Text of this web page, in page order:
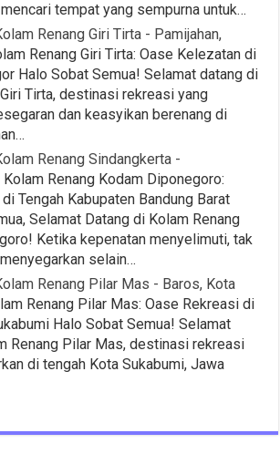
tempat yang sempurna untuk…
Renang Giri Tirta - Pamijahan,
Renang Giri Tirta: Oase Kelezatan di
Halo Sobat Semua! Selamat datang di
Tirta, destinasi rekreasi yang
dan keasyikan berenang di
Renang Sindangkerta -
Kolam Renang Kodam Diponegoro:
Tengah Kabupaten Bandung Barat
Selamat Datang di Kolam Renang
Ketika kepenatan menyelimuti, tak
selain…
Renang Pilar Mas - Baros, Kota
Renang Pilar Mas: Oase Rekreasi di
Halo Sobat Semua! Selamat
Renang Pilar Mas, destinasi rekreasi
di tengah Kota Sukabumi, Jawa